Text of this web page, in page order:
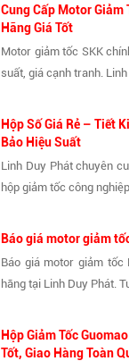
Cung Cấp Motor Giảm
Hãng Giá Tốt
Motor giảm tốc SKK
suất, giá cạnh tranh. Linh
Hộp Số Giá Rẻ – Tiết
Bảo Hiệu Suất
Linh Duy Phát chuyên
hộp giảm tốc công nghiệp
Báo giá motor giảm
Báo giá motor giảm tốc
hãng tại Linh Duy Phát.
Hộp Giảm Tốc
Tốt, Giao Hàng Toàn